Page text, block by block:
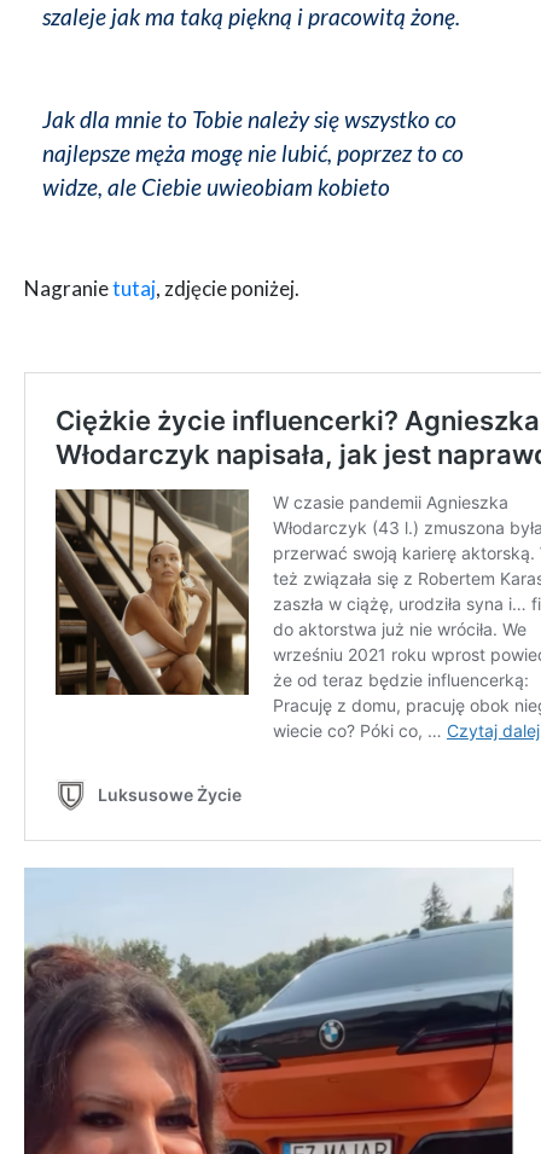
szaleje jak ma taką piękną i pracowitą żonę.
Jak dla mnie to Tobie należy się wszystko co
najlepsze męża mogę nie lubić, poprzez to co
widze, ale Ciebie uwieobiam kobieto
Nagranietutaj, zdjęcie poniżej.